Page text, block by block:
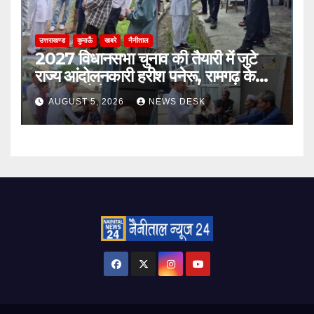
उत्तराखण्ड कुमाऊँ खबरे नैनीताल
2027 विधानसभा चुनाव की तैयारी में जुटे
राज्य आंदोलनकारी हरीश पनेरू, रामगढ़ के
दूरस्थ गांवों में पहुंचकर जनता से मांगा
आशीर्वाद
AUGUST 5, 2026 NEWS DESK